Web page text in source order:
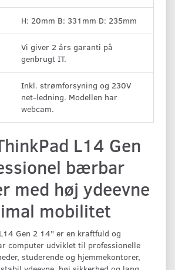
H: 20mm B: 331mm D: 235mm
Vi giver 2 års garanti på
genbrugt IT.
Inkl. strømforsyning og 230V
net-ledning. Modellen har
webcam.
L14 Gen
bærbar
med høj ydeevne
mobilitet
Gen 2 14" er en kraftfuld og
computer udviklet til professionelle
studerende og hjemmekontorer,